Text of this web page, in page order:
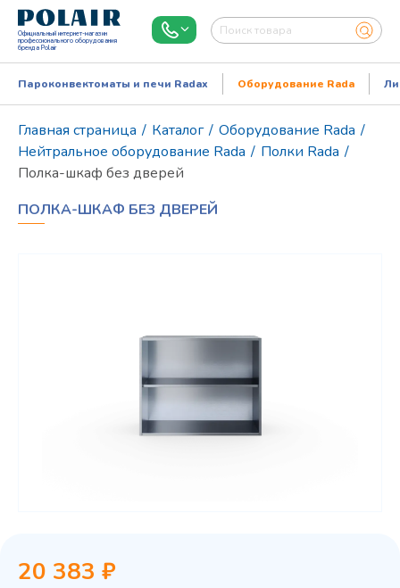
Официальный интернет-магазин
профессионального оборудования
бренда Polair
Пароконвектоматы и печи Radax Оборудование Rada
Главная страница / Каталог / Оборудование Rada /
Нейтральное оборудование Rada / Полки Rada /
Полка-шкаф без дверей
ПОЛКА-ШКАФ БЕЗ ДВЕРЕЙ
20 383 ₽